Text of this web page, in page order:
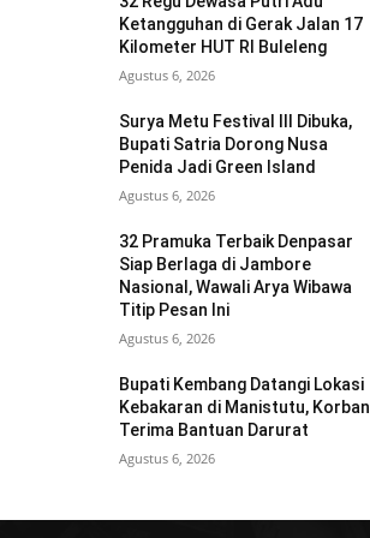
Ketangguhan di Gerak Jalan 17
Kilometer HUT RI Buleleng
Agustus 6, 2026
Surya Metu Festival III Dibuka,
Bupati Satria Dorong Nusa
Penida Jadi Green Island
Agustus 6, 2026
32 Pramuka Terbaik Denpasar
Siap Berlaga di Jambore
Nasional, Wawali Arya Wibawa
Titip Pesan Ini
Agustus 6, 2026
Bupati Kembang Datangi Lokasi
Kebakaran di Manistutu, Korban
Terima Bantuan Darurat
Agustus 6, 2026